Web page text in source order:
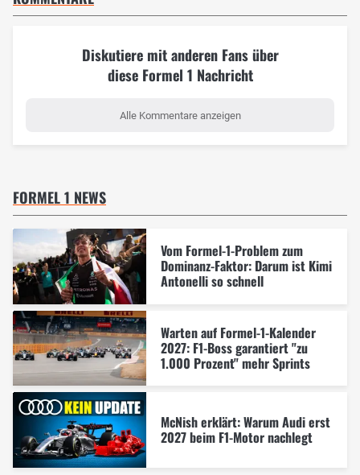
Diskutiere mit anderen Fans über
diese Formel 1 Nachricht
Alle Kommentare anzeigen
FORMEL 1 NEWS
Vom Formel-1-Problem zum
Dominanz-Faktor: Darum ist Kimi
Antonelli so schnell
Warten auf Formel-1-Kalender
2027: F1-Boss garantiert "zu
1.000 Prozent" mehr Sprints
McNish erklärt: Warum Audi erst
2027 beim F1-Motor nachlegt